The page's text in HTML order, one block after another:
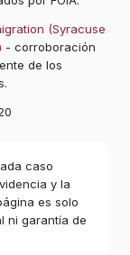
(Syracuse
- corroboración
de los
caso
y la
es solo
ni garantía de